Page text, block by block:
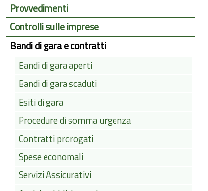
Provvedimenti
Controlli sulle imprese
Bandi di gara e contratti
Bandi di gara aperti
Bandi di gara scaduti
Esiti di gara
Procedure di somma urgenza
Contratti prorogati
Spese economali
Servizi Assicurativi